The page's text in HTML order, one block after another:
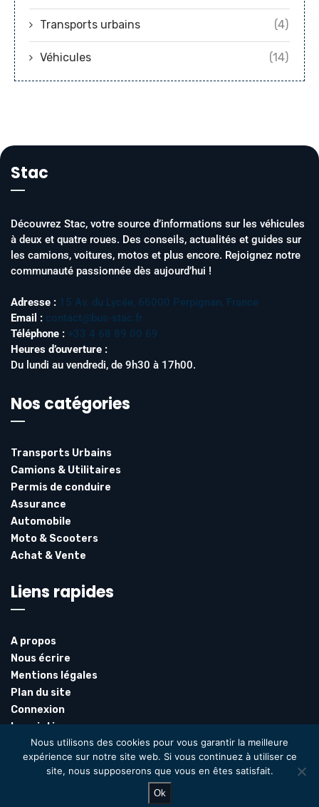
Transports urbains (4)
Véhicules (14)
Stac
Découvrez Stac, votre source d’informations sur les véhicules
à deux et quatre roues. Des conseils, actualités et guides sur
les camions, voitures, motos et plus encore. Rejoignez notre
communauté passionnée dès aujourd’hui !
Adresse : 15 Av. du Lycée, 66000 Perpignan, France
Email : contact@bus-stac.fr
Téléphone : +33 4 68 89 00 69
Heures d’ouverture :
Du lundi au vendredi, de 9h30 à 17h00.
Nos catégories
Transports Urbains
Camions & Utilitaires
Permis de conduire
Assurance
Automobile
Moto & Scooters
Achat & Vente
Liens rapides
A propos
Nous écrire
Mentions légales
Plan du site
Connexion
Inscription
@2024 – Tous droits réservés. @Stac
Nous utilisons des cookies pour vous garantir la meilleure
expérience sur notre site web. Si vous continuez à utiliser ce
site, nous supposerons que vous en êtes satisfait.
Ok